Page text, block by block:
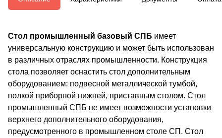
Стол промышленный базовый СПБ имеет
универсальную конструкцию и может быть использован
в различных отраслях промышленности. Конструкция
стола позволяет оснастить стол дополнительным
оборудованием: подвесной металлической тумбой,
полкой приборной нижней, приставным столом. Стол
промышленный СПБ не имеет возможности установки
верхнего дополнительного оборудования,
предусмотренного в промышленном столе СП. Стол